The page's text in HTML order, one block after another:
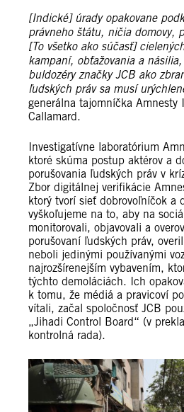
[Indické] úrady opakovane
právneho štátu, ničia domovy,
[To všetko ako súčasť]
kampaní, obťažovania a
buldozéry značky JCB ako
ľudských práv sa musí
generálna tajomníčka Amnesty
Callamard.
Investigatívne laboratórium
ktoré skúma postup aktérov a
porušovania ľudských práv v
Zbor digitálnej verifikácie
ktorý tvorí sieť dobrovoľníčok a
vyškoľujeme na to, aby na
monitorovali, objavovali a
porušovaní ľudských práv,
neboli jedinými používanými
najrozšírenejším vybavením,
týchto demoláciách. Ich
k tomu, že médiá a pravicoví
vítali, začal spoločnosť JCB
„Jihadi Control Board“ (v
kontrolná rada).